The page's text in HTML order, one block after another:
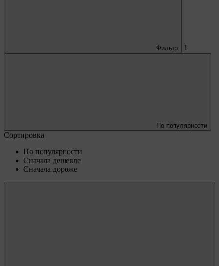
Фильтр 1
По популярности
Сортировка
По популярности
Сначала дешевле
Сначала дороже